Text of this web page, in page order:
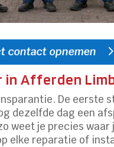
contact opnemen
Afferden
De eerste
dezelfde dag een
weet je precies
elke reparatie of